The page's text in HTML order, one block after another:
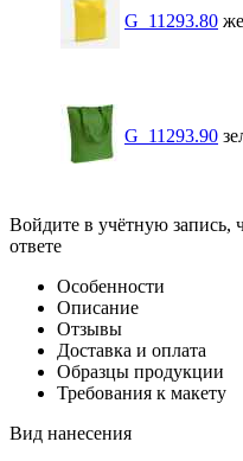
G_11293.80
G_11293.90
Войдите в учётную
ответе
Особенности
Описание
Отзывы
Доставка и оплата
Образцы продукции
Требования к макету
Вид нанесения